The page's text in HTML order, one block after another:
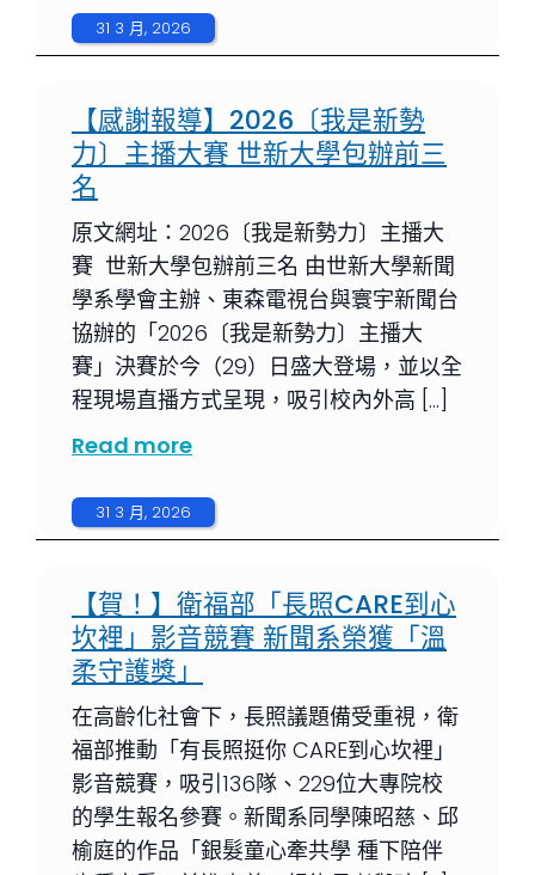
31 3 月, 2026
【感謝報導】2026〔我是新勢
力〕主播大賽 世新大學包辦前三
名
原文網址：2026〔我是新勢力〕主播大
賽 世新大學包辦前三名 由世新大學新聞
學系學會主辦、東森電視台與寰宇新聞台
協辦的「2026〔我是新勢力〕主播大
賽」決賽於今（29）日盛大登場，並以全
程現場直播方式呈現，吸引校內外高 […]
Read more
31 3 月, 2026
【賀！】衛福部「長照CARE到心
坎裡」影音競賽 新聞系榮獲「溫
柔守護獎」
在高齡化社會下，長照議題備受重視，衛
福部推動「有長照挺你 CARE到心坎裡」
影音競賽，吸引136隊、229位大專院校
的學生報名參賽。新聞系同學陳昭慈、邱
榆庭的作品「銀髮童心牽共學 種下陪伴